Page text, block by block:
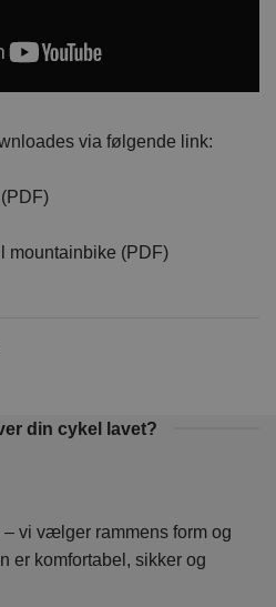
via følgende link:
mountainbike (PDF)
din cykel lavet?
vi vælger rammens form og
er komfortabel, sikker og